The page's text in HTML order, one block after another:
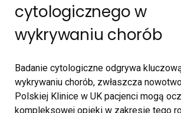
cytologicznego w
wykrywaniu chorób
Badanie cytologiczne odgrywa
wykrywaniu chorób, zwłaszcza
Polskiej Klinice w UK pacjenci mogą
kompleksowej opieki w zakresie tego